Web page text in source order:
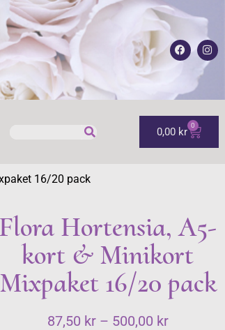
0,00 kr 0
16/20 pack
Flora Hortensia, A5-
kort & Minikort
Mixpaket 16/20 pack
87,50 kr – 500,00 kr